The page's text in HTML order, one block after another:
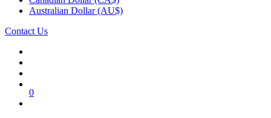
Australian Dollar (AU$)
Contact Us
0